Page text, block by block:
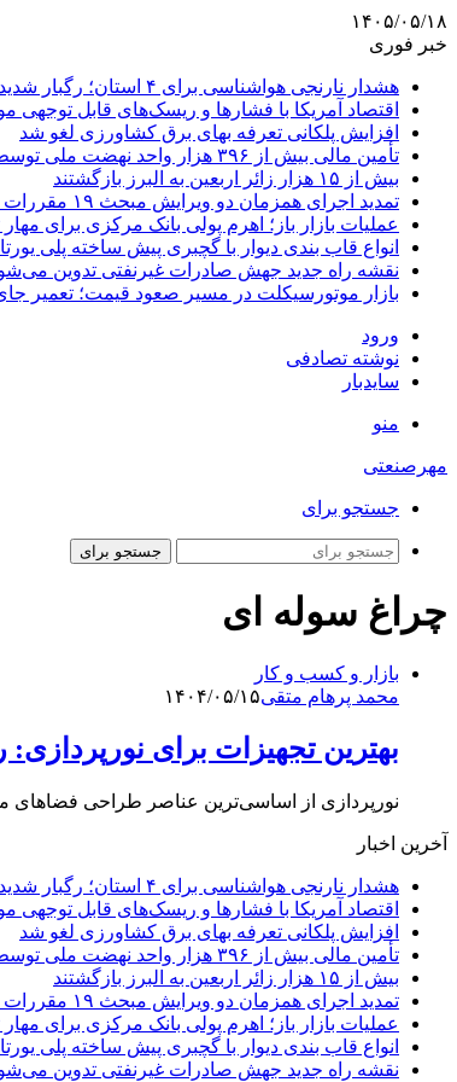
۱۴۰۵/۰۵/۱۸
خبر فوری
هشدار نارنجی هواشناسی برای ۴ استان؛ رگبار شدید و سقوط سنگ در راه است
اقتصاد آمریکا با فشارها و ریسک‌های قابل توجهی
افزایش پلکانی تعرفه بهای برق کشاورزی لغو شد
تأمین مالی بیش از ۳۹۶ هزار واحد نهضت ملی توسط بانک مسکن
بیش از ۱۵ هزار زائر اربعین به البرز بازگشتند
تمدید اجرای همزمان دو ویرایش مبحث ۱۹ مقررات ملی ساختمان تا پایان سال
عملیات بازار باز؛ اهرم پولی بانک مرکزی برای مهار
انواع قاب بندی دیوار با گچبری پیش ساخته پلی
نقشه راه جدید جهش صادرات غیرنفتی تدوین
بازار موتورسیکلت در مسیر صعود قیمت؛ تعمیر
ورود
نوشته تصادفی
سایدبار
منو
مهرصنعتی
جستجو برای
جستجو برای
چراغ سوله ای
بازار و کسب و کار
محمد پرهام متقی۱۴۰۴/۰۵/۱۵
بهترین تجهیزات برای نورپردازی:
نورپردازی از اساسی‌ترین عناصر طراحی فضاهای
آخرین اخبار
هشدار نارنجی هواشناسی برای ۴ استان؛ رگبار شدید و سقوط سنگ در راه است
اقتصاد آمریکا با فشارها و ریسک‌های قابل توجهی
افزایش پلکانی تعرفه بهای برق کشاورزی لغو شد
تأمین مالی بیش از ۳۹۶ هزار واحد نهضت ملی توسط بانک مسکن
بیش از ۱۵ هزار زائر اربعین به البرز بازگشتند
تمدید اجرای همزمان دو ویرایش مبحث ۱۹ مقررات ملی ساختمان تا پایان سال
عملیات بازار باز؛ اهرم پولی بانک مرکزی برای مهار
انواع قاب بندی دیوار با گچبری پیش ساخته پلی
نقشه راه جدید جهش صادرات غیرنفتی تدوین